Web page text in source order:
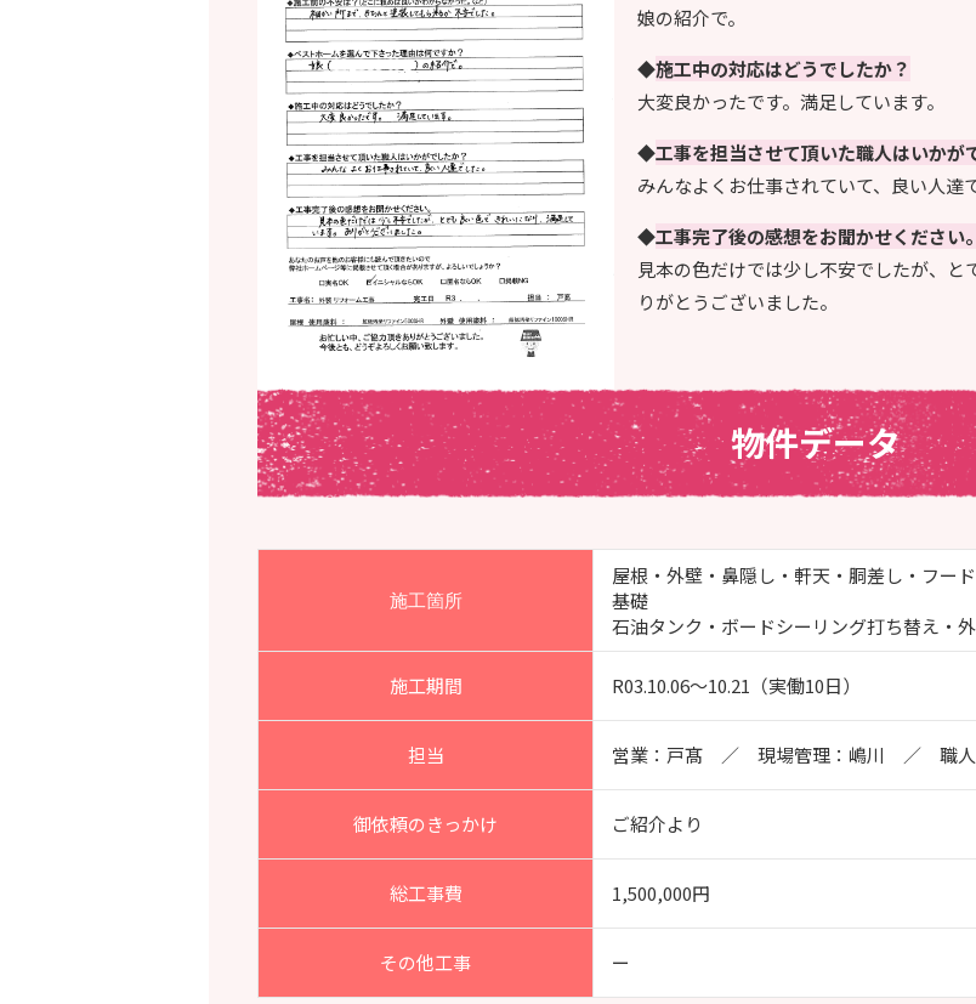
娘の紹介で。
◆施工中の対応はどうでしたか？
大変良かったです。満足しています。
◆工事を担当させて頂いた職人はいかが
みんなよくお仕事されていて、良い人達
◆工事完了後の感想をお聞かせください。
見本の色だけでは少し不安でしたが、
りがとうございました。
物件データ
施工箇所
屋根・外壁・鼻隠し・軒天・胴差し・フー
基礎
石油タンク・ ボードシーリング打ち替え・
施工期間 R03.10.06～10.21（実働10日）
担当 営業：戸髙 ／ 現場管理：嶋川 ／ 職人
御依頼のきっかけ ご紹介より
総工事費 1,500,000円
その他工事 ー